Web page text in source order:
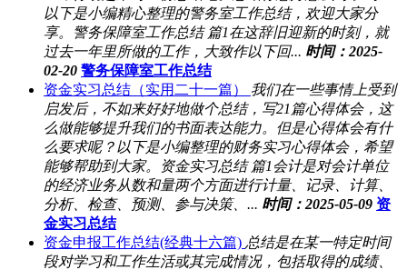
以下是小编精心整理的警务室工作总结，欢迎大家分
享。警务保障室工作总结 篇1在这辞旧迎新的时刻，就
过去一年里所做的工作，大致作以下回... 时间：2025-
02-20 警务保障室工作总结
资金实习总结（实用二十一篇）
我们在一些事情上受到
启发后，不如来好好地做个总结，写21篇心得体会，这
么做能够提升我们的书面表达能力。但是心得体会有什
么要求呢？以下是小编整理的财务实习心得体会，希望
能够帮助到大家。资金实习总结 篇1会计是对会计单位
的经济业务从数和量两个方面进行计量、记录、计算、
分析、检查、预测、参与决策、... 时间：2025-05-09 资
金实习总结
资金申报工作总结(经典十六篇) 总结是在某一特定时间
段对学习和工作生活或其完成情况，包括取得的成绩、